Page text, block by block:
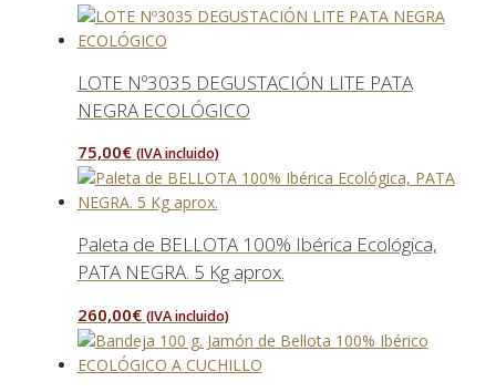
LOTE Nº3035 DEGUSTACIÓN LITE PATA
NEGRA ECOLÓGICO
75,00€ (IVA incluido)
Paleta de BELLOTA 100% Ibérica Ecológica,
PATA NEGRA. 5 Kg aprox.
260,00€ (IVA incluido)